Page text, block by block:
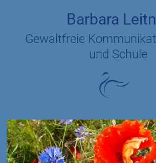
Barbara
Gewaltfreie
und Schule